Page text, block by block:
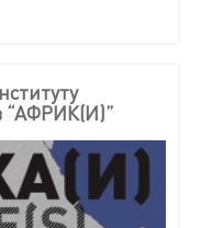
“АФРИК(И)”